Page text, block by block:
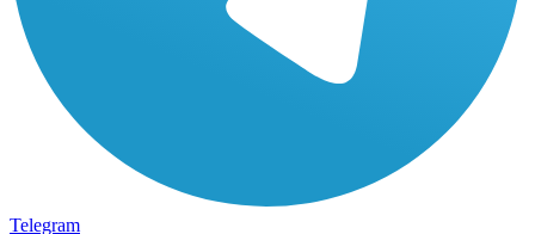
Telegram